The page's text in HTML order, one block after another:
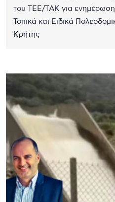
του ΤΕΕ/ΤΑΚ για ενημέρωση
Τοπικά και Ειδικά
Κρήτης